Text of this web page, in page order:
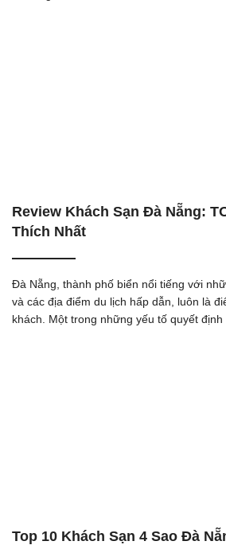
Review Khách Sạn Đà Nẵng:
Thích Nhất
Đà Nẵng, thành phố biển nổi tiếng với
và các địa điểm du lịch hấp dẫn, luôn là
khách. Một trong những yếu tố quyết
Top 10 Khách Sạn 4 Sao Đà